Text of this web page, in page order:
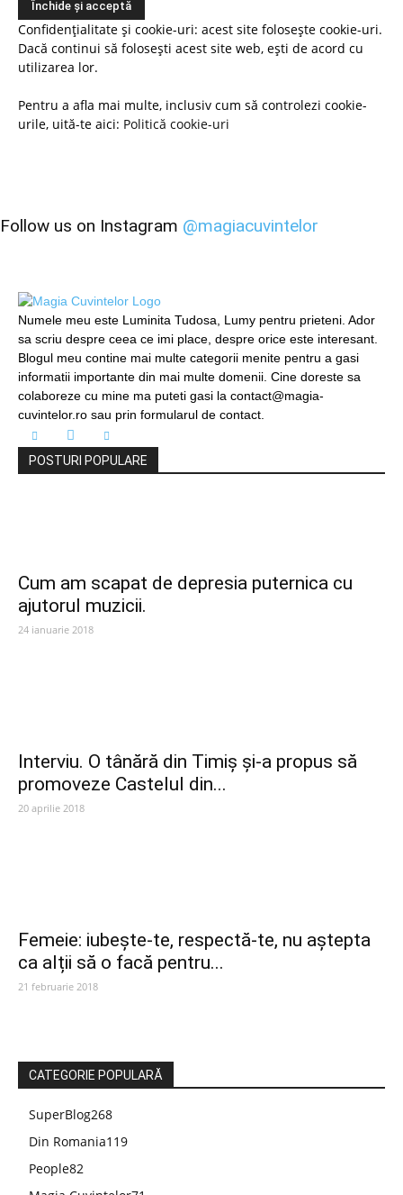
Confidențialitate și cookie-uri: acest site folosește cookie-uri.
Dacă continui să folosești acest site web, ești de acord cu
utilizarea lor.
Pentru a afla mai multe, inclusiv cum să controlezi cookie-
urile, uită-te aici: Politică cookie-uri
Follow us on Instagram @magiacuvintelor
Numele meu este Luminita Tudosa, Lumy pentru prieteni. Ador
sa scriu despre ceea ce imi place, despre orice este interesant.
Blogul meu contine mai multe categorii menite pentru a gasi
informatii importante din mai multe domenii. Cine doreste sa
colaboreze cu mine ma puteti gasi la contact@magia-
cuvintelor.ro sau prin formularul de contact.
POSTURI POPULARE
Cum am scapat de depresia puternica cu
ajutorul muzicii.
24 ianuarie 2018
Interviu. O tânără din Timiș și-a propus să
promoveze Castelul din...
20 aprilie 2018
Femeie: iubește-te, respectă-te, nu aștepta
ca alții să o facă pentru...
21 februarie 2018
CATEGORIE POPULARĂ
SuperBlog268
Din Romania119
People82